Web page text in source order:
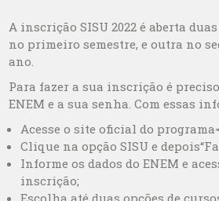
A inscrição SISU 2022 é aberta
no primeiro semestre, e outra no
ano.
Para fazer a sua inscrição é
ENEM e a sua senha. Com essas
Acesse o site oficial do
Clique na opção SISU e
Informe os dados do ENEM e
inscrição;